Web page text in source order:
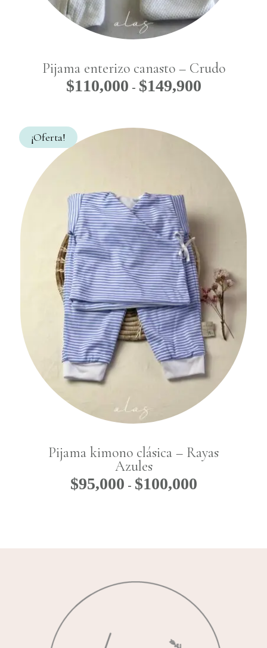
Pijama enterizo canasto – Crudo
$110,000 - $149,900Rango
hasta
$149,900
¡Oferta!
Pijama kimono clásica – Rayas
Azules
$95,000 - $100,000Rango
hasta